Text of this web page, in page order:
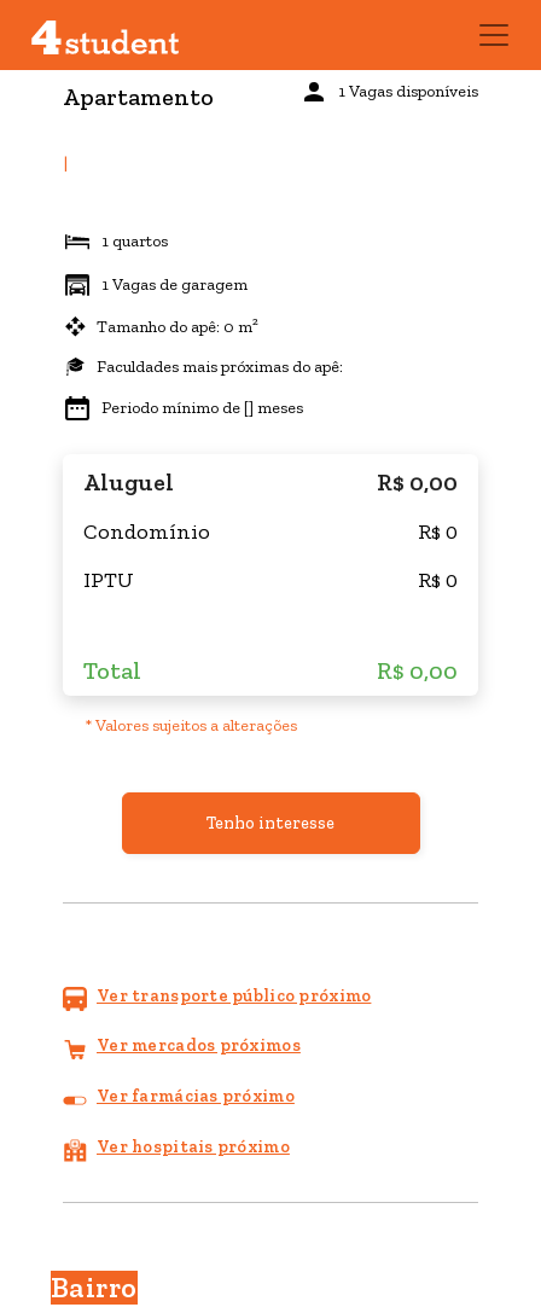
Apartamento
|
1 quartos
1 Vagas disponíveis
1 Vagas de garagem
Tamanho do apê: 0 m²
Faculdades mais próximas do apê:
Periodo mínimo de [] meses
Aluguel R$ 0,00
Condomínio
R$ 0
IPTU
R$ 0
Total R$ 0,00
* Valores sujeitos a alterações
Tenho interesse
Ver transporte público próximo
Ver mercados próximos
Ver farmácias próximo
Ver hospitais próximo
Bairro